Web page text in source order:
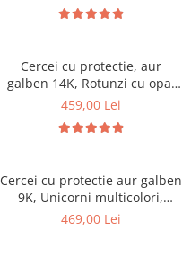
Cercei cu protectie, aur
galben 14K, Rotunzi cu opal
roz, 5 mm
459,00 Lei
Cercei cu protectie aur galben
9K, Unicorni multicolori,
7.5x9mm
469,00 Lei